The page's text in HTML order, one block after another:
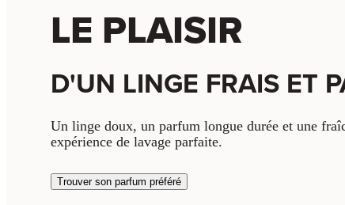
LE PLAISIR
D'UN LINGE FRAIS ET
Un linge doux, un parfum longue durée et une
expérience de lavage parfaite.
Trouver son parfum préféré